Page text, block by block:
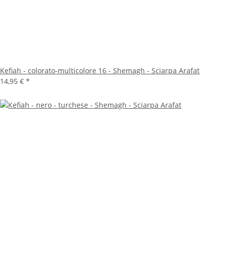
Kefiah - colorato-multicolore 16 - Shemagh - Sciarpa Arafat
14,95 € *